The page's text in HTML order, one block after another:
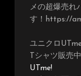
メの超爆売れ
す！https://
ユニクロ
Tシャツ販売中
UTme!